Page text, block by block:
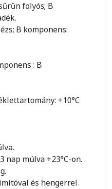
folyós; B
B komponens:
: B
+10°C
nap múlva +23°C-on.
és hengerrel.